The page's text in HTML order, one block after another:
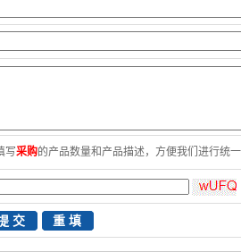
写采购的产品数量和产品描述，方便我们进行统